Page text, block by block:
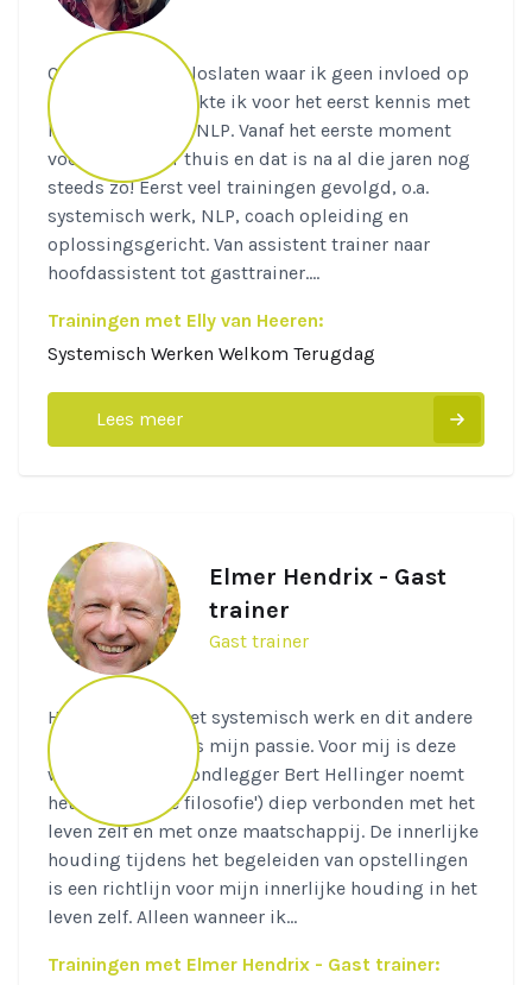
Quote: "Datgene loslaten waar ik geen invloed op
heb." In 2013 maakte ik voor het eerst kennis met
het instituut NTI NLP. Vanaf het eerste moment
voelde ik me er thuis en dat is na al die jaren nog
steeds zo! Eerst veel trainingen gevolgd, o.a.
systemisch werk, NLP, coach opleiding en
oplossingsgericht. Van assistent trainer naar
hoofdassistent tot gasttrainer....
Trainingen met Elly van Heeren:
Systemisch Werken Welkom Terugdag
Lees meer
Elmer Hendrix - Gast
trainer
Gast trainer
Het bezig zijn met systemisch werk en dit andere
mensen te leren is mijn passie. Voor mij is deze
werkvorm (de grondlegger Bert Hellinger noemt
het 'toegepaste filosofie') diep verbonden met het
leven zelf en met onze maatschappij. De innerlijke
houding tijdens het begeleiden van opstellingen
is een richtlijn voor mijn innerlijke houding in het
leven zelf. Alleen wanneer ik...
Trainingen met Elmer Hendrix - Gast trainer: